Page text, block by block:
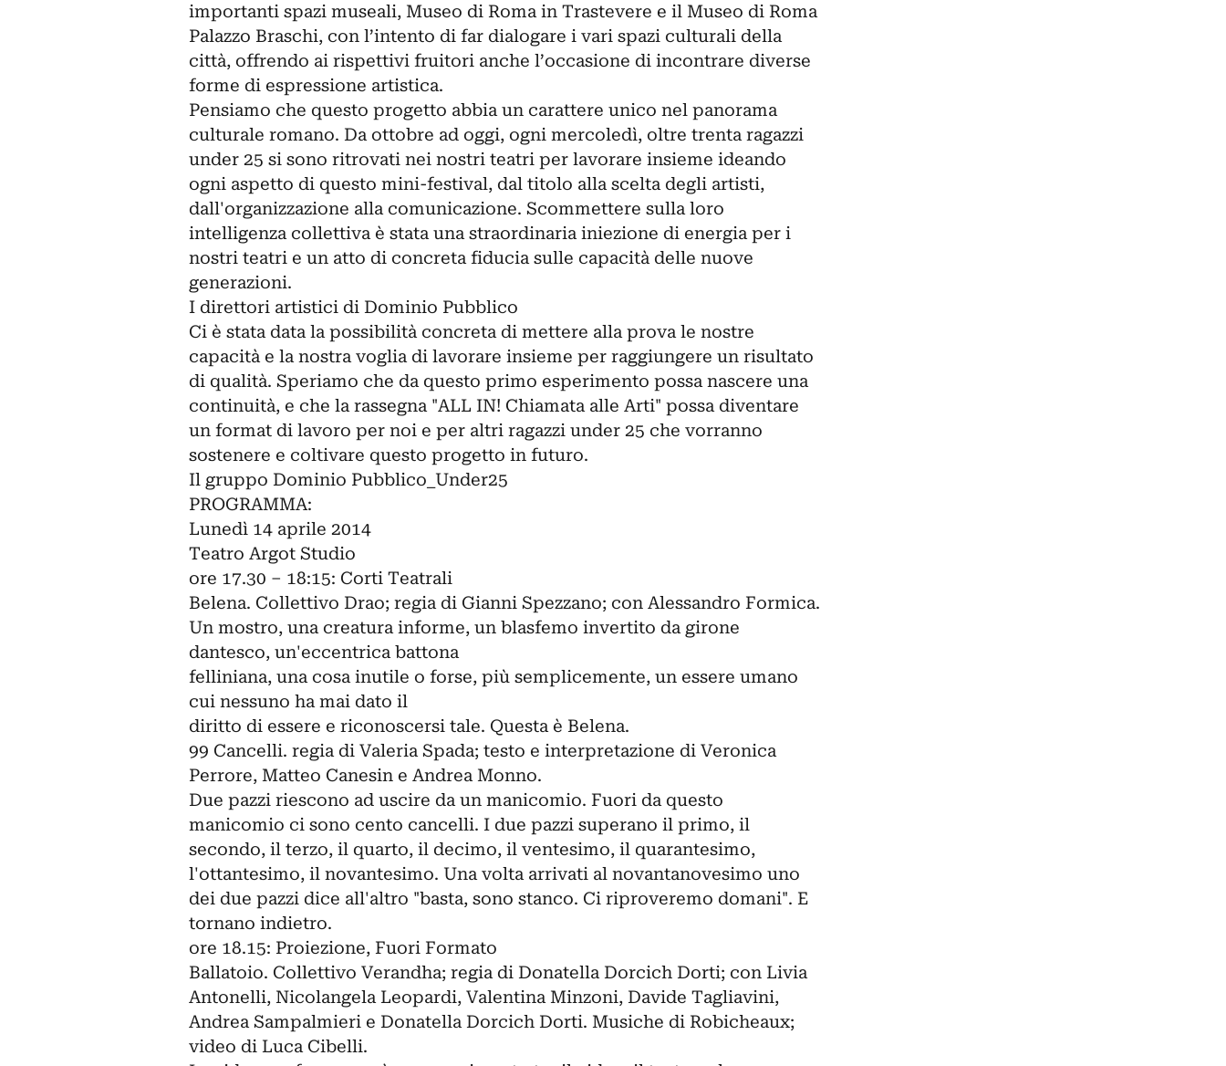
importanti spazi museali, Museo di Roma in Trastevere e il Museo di Roma
Palazzo Braschi, con l’intento di far dialogare i vari spazi culturali della
città, offrendo ai rispettivi fruitori anche l’occasione di incontrare diverse
forme di espressione artistica.
Pensiamo che questo progetto abbia un carattere unico nel panorama
culturale romano. Da ottobre ad oggi, ogni mercoledì, oltre trenta ragazzi
under 25 si sono ritrovati nei nostri teatri per lavorare insieme ideando
ogni aspetto di questo mini-festival, dal titolo alla scelta degli artisti,
dall'organizzazione alla comunicazione. Scommettere sulla loro
intelligenza collettiva è stata una straordinaria iniezione di energia per i
nostri teatri e un atto di concreta fiducia sulle capacità delle nuove
generazioni.
I direttori artistici di Dominio Pubblico
Ci è stata data la possibilità concreta di mettere alla prova le nostre
capacità e la nostra voglia di lavorare insieme per raggiungere un risultato
di qualità. Speriamo che da questo primo esperimento possa nascere una
continuità, e che la rassegna "ALL IN! Chiamata alle Arti" possa diventare
un format di lavoro per noi e per altri ragazzi under 25 che vorranno
sostenere e coltivare questo progetto in futuro.
Il gruppo Dominio Pubblico_Under25
PROGRAMMA:
Lunedì 14 aprile 2014
Teatro Argot Studio
ore 17.30 – 18:15: Corti Teatrali
Belena. Collettivo Drao; regia di Gianni Spezzano; con Alessandro Formica.
Un mostro, una creatura informe, un blasfemo invertito da girone
dantesco, un'eccentrica battona
felliniana, una cosa inutile o forse, più semplicemente, un essere umano
cui nessuno ha mai dato il
diritto di essere e riconoscersi tale. Questa è Belena.
99 Cancelli. regia di Valeria Spada; testo e interpretazione di Veronica
Perrore, Matteo Canesin e Andrea Monno.
Due pazzi riescono ad uscire da un manicomio. Fuori da questo
manicomio ci sono cento cancelli. I due pazzi superano il primo, il
secondo, il terzo, il quarto, il decimo, il ventesimo, il quarantesimo,
l'ottantesimo, il novantesimo. Una volta arrivati al novantanovesimo uno
dei due pazzi dice all'altro "basta, sono stanco. Ci riproveremo domani". E
tornano indietro.
ore 18.15: Proiezione, Fuori Formato
Ballatoio. Collettivo Verandha; regia di Donatella Dorcich Dorti; con Livia
Antonelli, Nicolangela Leopardi, Valentina Minzoni, Davide Tagliavini,
Andrea Sampalmieri e Donatella Dorcich Dorti. Musiche di Robicheaux;
video di Luca Cibelli.